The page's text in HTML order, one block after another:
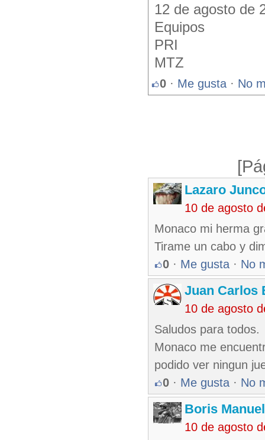
12 de agosto de
Equipos
PRI
MTZ
0 · Me gusta · No
Lazaro
10 de agosto
Monaco mi herma
Tirame un cabo y
0 · Me gusta · No
Juan Carlos
10 de agosto
Saludos para todos.
Monaco me
podido ver ningun
0 · Me gusta · No
Boris
10 de agosto